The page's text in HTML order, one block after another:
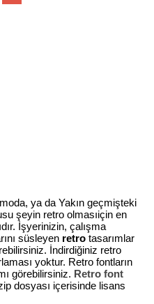
ya da Yakın geçmişteki
şeyin retro olmasıiçin en
İşyerinizin, çalışma
süsleyen retro tasarımlar
İndirdiğiniz retro
yoktur. Retro fontların
görebilirsiniz. Retro font
dosyası içerisinde lisans